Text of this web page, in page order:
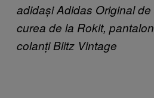
adidași Adidas Original de
curea de la Rokit,
colanți Blitz Vintage